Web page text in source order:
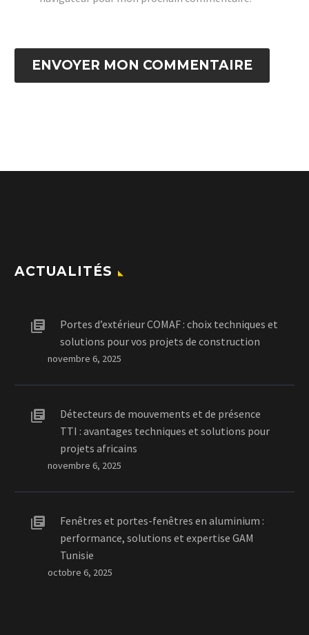
ENVOYER MON COMMENTAIRE
ACTUALITÉS
Portes d’extérieur COMAF : choix techniques et
solutions pour vos projets de construction
novembre 6, 2025
Détecteurs de mouvements et de présence
TTI : avantages techniques et solutions pour
projets africains
novembre 6, 2025
Fenêtres et portes-fenêtres en aluminium :
performance, solutions et expertise GAM
Tunisie
octobre 6, 2025